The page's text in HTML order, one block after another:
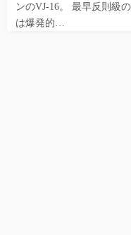
ンのVJ-16。 最早反則級
は爆発的…